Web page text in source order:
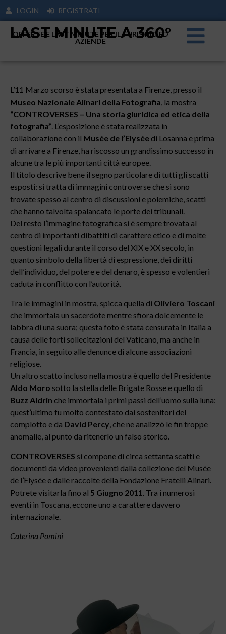
LOGIN REGISTRATI
LAST MINUTE A 360°
OFFERTE E LAST MINUTE PER IL TURISIMO ED
AZIENDE
L’11 Marzo scorso è stata presentata a Firenze, presso il
Museo Nazionale Alinari della Fotografia, la mostra
“CONTROVERSES – Una storia giuridica ed etica della
fotografia”. L’esposizione è stata realizzata in
collaborazione con il Musée de l’Elysée di Losanna e prima
di arrivare a Firenze, ha riscosso un grandissimo successo in
alcune tra le più importanti città europee.
Il titolo descrive bene il segno particolare di tutti gli scatti
esposti: si tratta di immagini controverse che si sono
trovate spesso al centro di discussioni e polemiche, scatti
che hanno talvolta spalancato le porte dei tribunali.
Del resto l’immagine fotografica si è sempre trovata al
centro di importanti dibattiti di carattere etico e di molte
questioni legali durante il corso del XIX e XX secolo, in
quanto simbolo della libertà di espressione, dei diritti
dell’individuo, del potere e del denaro, è spesso e volentieri
caduta in conflitto con l’autorità.
Tra le immagini in mostra, spicca quella di Oliviero Toscani
che immortala un sacerdote mentre sfiora dolcemente le
labbra di una suora; questa foto è stata censurata in Italia a
causa delle forti sollecitazioni del Vaticano, ma anche in
Francia, in seguito alle denunce di alcune associazioni
religiose.
Un altro scatto incluso nella mostra è quello del Presidente
Aldo Moro sotto la stella delle Brigate Rosse e quello di
Buzz Aldrin che immortala i primi passi dell’uomo sulla luna:
quest’ultimo fu molto contestato dai sostenitori del
complotto e da David Percy, che ne analizzò le fin troppe
anomalie, al punto da ritenerlo un falso storico.
CONTROVERSES si compone di circa settanta scatti e
documenti da video provenienti dalla collezione del Musée
de l’Elysée e dalle raccolte della Fondazione Fratelli Alinari.
Potrete visitarla fino al 5 Giugno 2011 . Tra i numerosi
eventi in Toscana, eccone uno a carattere davvero
internazionale.
Caterina Pomini